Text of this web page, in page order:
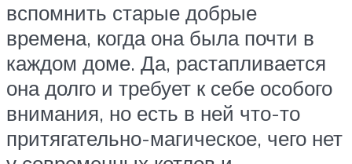
вспомнить старые добрые
времена, когда она была почти в
каждом доме. Да, растапливается
она долго и требует к себе особого
внимания, но есть в ней что-то
притягательно-магическое, чего нет